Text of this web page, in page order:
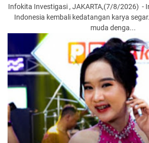
Infokita Investigasi , JAKARTA,(7/8/2026) -
Indonesia kembali kedatangan karya
muda denga...